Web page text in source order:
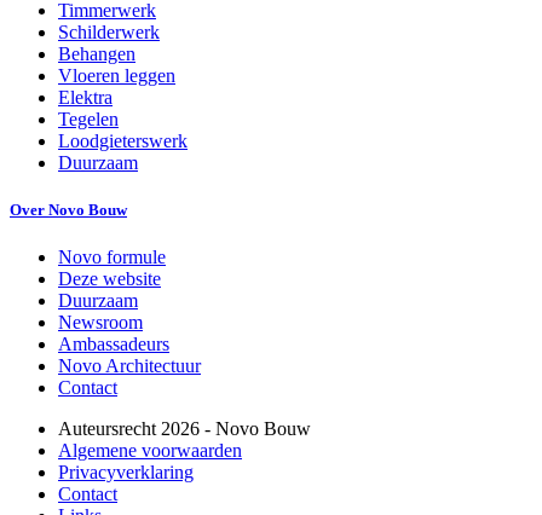
Timmerwerk
Schilderwerk
Behangen
Vloeren leggen
Elektra
Tegelen
Loodgieterswerk
Duurzaam
Over Novo Bouw
Novo formule
Deze website
Duurzaam
Newsroom
Ambassadeurs
Novo Architectuur
Contact
Auteursrecht 2026 - Novo Bouw
Algemene voorwaarden
Privacyverklaring
Contact